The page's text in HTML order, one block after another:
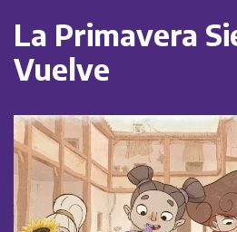
La Primavera
Vuelve